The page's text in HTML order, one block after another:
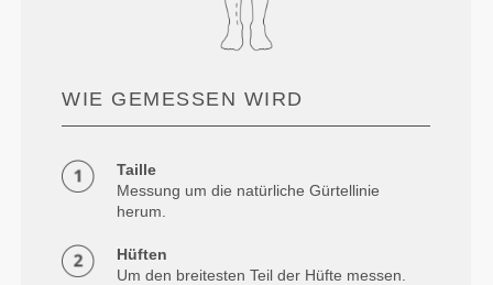
WIE GEMESSEN WIRD
Taille
Messung um die natürliche Gürtellinie
herum.
Hüften
Um den breitesten Teil der Hüfte messen.